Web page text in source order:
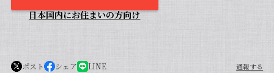
日本国内にお住まいの方向け
ポスト シェア LINE 通報する